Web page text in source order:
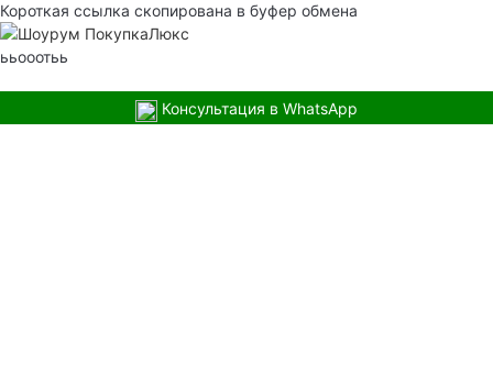
Короткая ссылка скопирована в буфер обмена
ььооотьь
Консультация в WhatsApp